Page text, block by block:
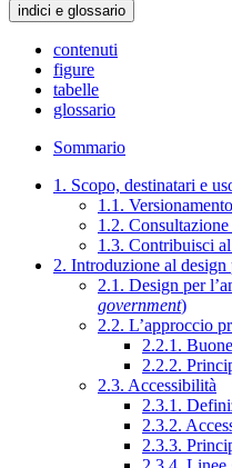
indici e glossario
contenuti
figure
tabelle
glossario
Sommario
1. Scopo, destinatari e
1.1.
1.2.
1.3. Contribuisci
2. Introduzione al
2.1. Design per
government)
2.2. L’approccio
2.2.1.
2.2.2.
2.3. Accessibilità
2.3.1.
2.3.2.
2.3.3.